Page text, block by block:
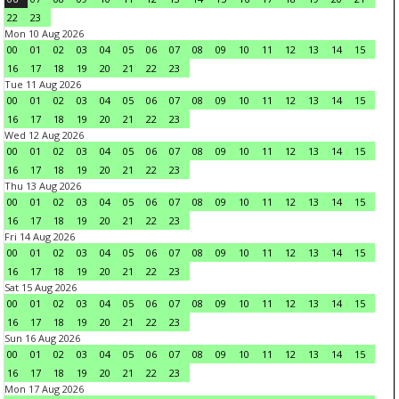
22
23
Mon 10 Aug 2026
00
01 02 03 04 05 06 07 08 09 10 11 12 13 14
15
16
17 18 19 20 21 22
23
Tue 11 Aug 2026
00
01 02 03 04 05 06 07 08 09 10 11 12 13 14
15
16
17 18 19 20 21 22
23
Wed 12 Aug 2026
00
01 02 03 04 05 06 07 08 09 10 11 12 13 14
15
16
17 18 19 20 21 22
23
Thu 13 Aug 2026
00
01 02 03 04 05 06 07 08 09 10 11 12 13 14
15
16
17 18 19 20 21 22
23
Fri 14 Aug 2026
00
01 02 03 04 05 06 07 08 09 10 11 12 13 14
15
16
17 18 19 20 21 22
23
Sat 15 Aug 2026
00
01 02 03 04 05 06 07 08 09 10 11 12 13 14
15
16
17 18 19 20 21 22
23
Sun 16 Aug 2026
00
01 02 03 04 05 06 07 08 09 10 11 12 13 14
15
16
17 18 19 20 21 22
23
Mon 17 Aug 2026